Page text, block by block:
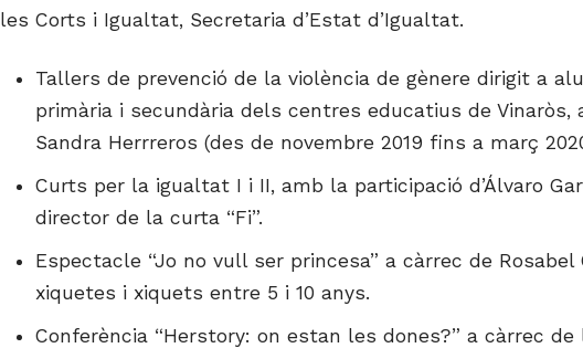
les Corts i Igualtat, Secretaria d’Estat d’Igualtat.
Tallers de prevenció de la violència de gènere dirigit a
primària i secundària dels centres educatius de Vinaròs,
Sandra Herrreros (des de novembre 2019 fins a març
Curts per la igualtat I i II, amb la participació d’Álvaro
director de la curta “Fi”.
Espectacle “Jo no vull ser princesa” a càrrec de Rosabel
xiquetes i xiquets entre 5 i 10 anys.
Conferència “Herstory: on estan les dones?” a càrrec de